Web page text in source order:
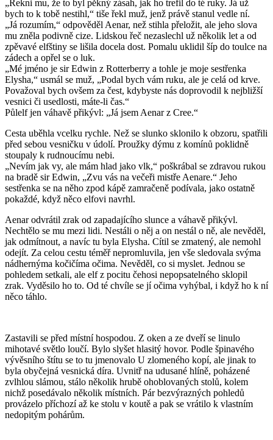
„Řekni mu, že to byl pěkný zásah, jak ho trefil do té ruky. Já už
bych to k tobě nestihl,“ tiše řekl muž, jenž právě stanul vedle ní.
„Já rozumím,“ odpověděl Aenar, než stihla přeložit, ale jeho slova
mu zněla podivně cize. Lidskou řeč nezaslechl už několik let a od
zpěvavé elfštiny se lišila docela dost. Pomalu uklidil šíp do toulce na
zádech a opřel se o luk.
„Mé jméno je sir Edwin z Rotterberry a tohle je moje sestřenka
Elysha,“ usmál se muž, „Podal bych vám ruku, ale je celá od krve.
Považoval bych ovšem za čest, kdybyste nás doprovodil k nejbližší
vesnici či usedlosti, máte-li čas.“
Půlelf jen váhavě přikývl: „Já jsem Aenar z Cree.“
Cesta uběhla vcelku rychle. Než se slunko sklonilo k obzoru, spatřili
před sebou vesničku v údolí. Proužky dýmu z komínů poklidně
stoupaly k rudnoucímu nebi.
„Nevím jak vy, ale mám hlad jako vlk,“ poškrábal se zdravou rukou
na bradě sir Edwin, „Zvu vás na večeři mistře Aenare.“ Jeho
sestřenka se na něho zpod kápě zamračeně podívala, jako ostatně
pokaždé, když něco elfovi navrhl.
Aenar odvrátil zrak od zapadajícího slunce a váhavě přikývl.
Nechtělo se mu mezi lidi. Nestáli o něj a on nestál o ně, ale nevěděl,
jak odmítnout, a navíc tu byla Elysha. Cítil se zmatený, ale nemohl
odejít. Za celou cestu téměř nepromluvila, jen vše sledovala svýma
nádhernýma kočičíma očima. Nevěděl, co si myslet. Jednou se
pohledem setkali, ale elf z pocitu čehosi nepopsatelného sklopil
zrak. Vyděsilo ho to. Od té chvíle se jí očima vyhýbal, i když ho k ní
něco táhlo.
Zastavili se před místní hospodou. Z oken a ze dveří se linulo
mihotavé světlo loučí. Bylo slyšet hlasitý hovor. Podle špinavého
vývěsního štítu se to tu jmenovalo U zlomeného kopí, ale jinak to
byla obyčejná vesnická díra. Uvnitř na udusané hlíně, poházené
zvlhlou slámou, stálo několik hrubě ohoblovaných stolů, kolem
nichž posedávalo několik místních. Pár bezvýrazných pohledů
provázelo příchozí až ke stolu v koutě a pak se vrátilo k vlastním
nedopitým pohárům.